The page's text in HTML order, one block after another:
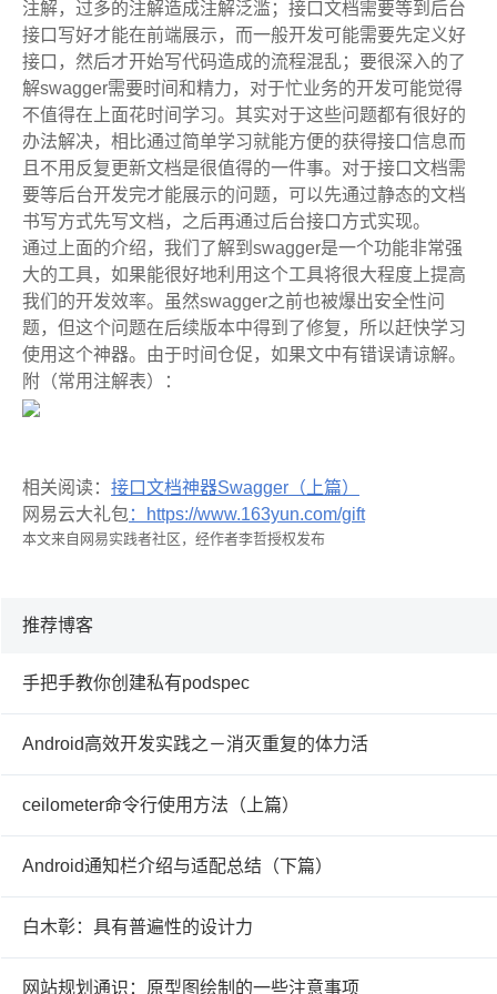
注解，过多的注解造成注解泛滥；接口文档需要等到后台
接口写好才能在前端展示，而一般开发可能需要先定义好
接口，然后才开始写代码造成的流程混乱；要很深入的了
解swagger需要时间和精力，对于忙业务的开发可能觉得
不值得在上面花时间学习。其实对于这些问题都有很好的
办法解决，相比通过简单学习就能方便的获得接口信息而
且不用反复更新文档是很值得的一件事。对于接口文档需
要等后台开发完才能展示的问题，可以先通过静态的文档
书写方式先写文档，之后再通过后台接口方式实现。
通过上面的介绍，我们了解到 swagger是一个功能非常强
大的工具，如果能很好地利用这个工具将很大程度上提高
我们的开发效率。虽然swagger之前也被爆出安全性问
题，但这个问题在后续版本中得到了修复，所以赶快学习
使用这个神器。由于时间仓促，如果文中有错误请谅解。
附（常用注解表）：
相关阅读： 接口文档神器Swagger（上篇）
网易云大礼包：https://www.163yun.com/gift
本文来自网易实践者社区，经作者李哲授权发布
推荐博客
手把手教你创建私有podspec
Android高效开发实践之－消灭重复的体力活
ceilometer命令行使用方法（上篇）
Android通知栏介绍与适配总结（下篇）
白木彰：具有普遍性的设计力
网站规划通识：原型图绘制的一些注意事项